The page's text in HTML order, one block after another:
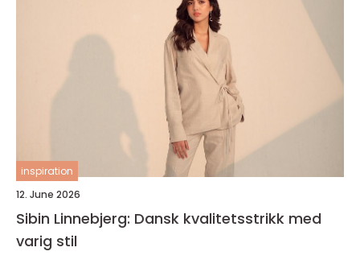
inspiration
12. June 2026
Sibin Linnebjerg: Dansk kvalitetsstrikk med
varig stil